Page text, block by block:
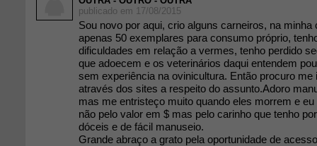
publicado em 17/08/2015
Sou novo por aqui, crio alguns carneiros, na minha
apenas 50 exemplares para consumo próprio,
dificuldades em relação a vermes, tenho perdido
que adoecem e os veterinários daqui entendem
sem experiência na ovinicultura. Então procuro me
através dos sites a respeito do assunto.Adoro
mas me entristeço muito quando eles morrem e
não pelo valor em $ mas pelo carinho que tenho
dóceis e de fácil manuseio.
Grande abraço a grato pela oportunidade de